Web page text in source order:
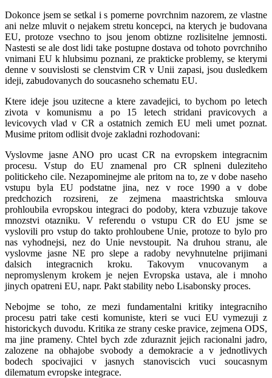
Dokonce jsem se setkal i s pomerne povrchnim nazorem, ze vlastne
ani nelze mluvit o nejakem stretu koncepci, na kterych je budovana
EU, protoze vsechno to jsou jenom obtizne rozlisitelne jemnosti.
Nastesti se ale dost lidi take postupne dostava od tohoto povrchniho
vnimani EU k hlubsimu poznani, ze prakticke problemy, se kterymi
denne v souvislosti se clenstvim CR v Unii zapasi, jsou dusledkem
ideji, zabudovanych do soucasneho schematu EU.
Ktere ideje jsou uzitecne a ktere zavadejici, to bychom po letech
zivota v komunismu a po 15 letech stridani pravicovych a
levicovych vlad v CR a ostatnich zemich EU meli umet poznat.
Musime pritom odlisit dvoje zakladni rozhodovani:
Vyslovme jasne ANO pro ucast CR na evropskem integracnim
procesu. Vstup do EU znamenal pro CR splneni duleziteho
politickeho cile. Nezapominejme ale pritom na to, ze v dobe naseho
vstupu byla EU podstatne jina, nez v roce 1990 a v dobe
predchozich rozsireni, ze zejmena maastrichtska smlouva
prohloubila evropskou integraci do podoby, ktera vzbuzuje takove
mnozstvi otazniku. V referendu o vstupu CR do EU jsme se
vyslovili pro vstup do takto prohloubene Unie, protoze to bylo pro
nas vyhodnejsi, nez do Unie nevstoupit. Na druhou stranu, ale
vyslovme jasne NE pro slepe a radoby nevyhnutelne prijimani
dalsich integracnich kroku. Takovym vnucovanym a
nepromyslenym krokem je nejen Evropska ustava, ale i mnoho
jinych opatreni EU, napr. Pakt stability nebo Lisabonsky proces.
Nebojme se toho, ze mezi fundamentalni kritiky integracniho
procesu patri take cesti komuniste, kteri se vuci EU vymezuji z
historickych duvodu. Kritika ze strany ceske pravice, zejmena ODS,
ma jine prameny. Chtel bych zde zduraznit jejich racionalni jadro,
zalozene na obhajobe svobody a demokracie a v jednotlivych
bodech spocivajici v jasnych stanoviscich vuci soucasnym
dilematum evropske integrace.